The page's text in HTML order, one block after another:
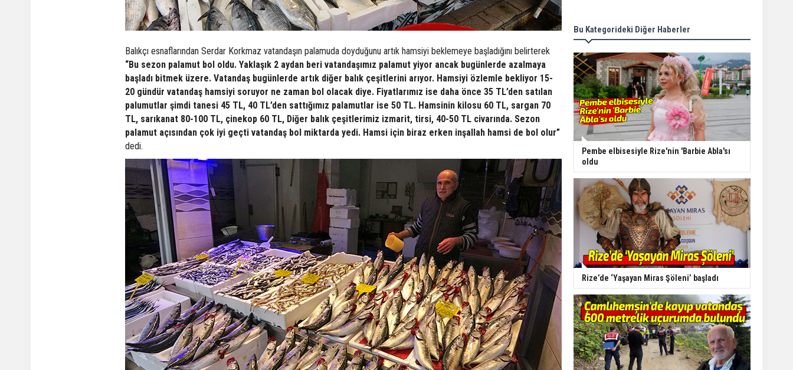
Balıkçı esnaflarından Serdar Korkmaz vatandaşın palamuda doyduğunu artık hamsiyi beklemeye başladığını belirterek
“Bu sezon palamut bol oldu. Yaklaşık 2 aydan beri vatandaşımız palamut yiyor ancak bugünlerde azalmaya
başladı bitmek üzere. Vatandaş bugünlerde artık diğer balık çeşitlerini arıyor. Hamsiyi özlemle bekliyor 15-
20 gündür vatandaş hamsiyi soruyor ne zaman bol olacak diye. Fiyatlarımız ise daha önce 35 TL’den satılan
palumutlar şimdi tanesi 45 TL, 40 TL’den sattığımız palamutlar ise 50 TL. Hamsinin kilosu 60 TL, sargan 70
TL, sarıkanat 80-100 TL, çinekop 60 TL, Diğer balık çeşitlerimiz izmarit, tirsi, 40-50 TL civarında. Sezon
palamut açısından çok iyi geçti vatandaş bol miktarda yedi. Hamsi için biraz erken inşallah hamsi de bol olur”
dedi.
Bu Kategorideki Diğer Haberler
Pembe elbisesiyle Rize'nin 'Barbie Abla'sı
oldu
Rize’de ‘Yaşayan Miras Şöleni’ başladı